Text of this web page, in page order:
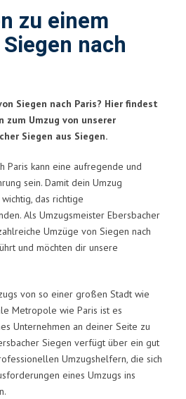
zu einem
nach
Siegen nach Paris? Hier findest
zum Umzug von unserer
Siegen aus Siegen.
Paris kann eine aufregende und
sein. Damit dein Umzug
das richtige
Als Umzugsmeister Ebersbacher
Umzüge von Siegen nach
und möchten dir unsere
von so einer großen Stadt wie
Metropole wie Paris ist es
Unternehmen an deiner Seite zu
Siegen verfügt über ein gut
Umzugshelfern, die sich
eines Umzugs ins